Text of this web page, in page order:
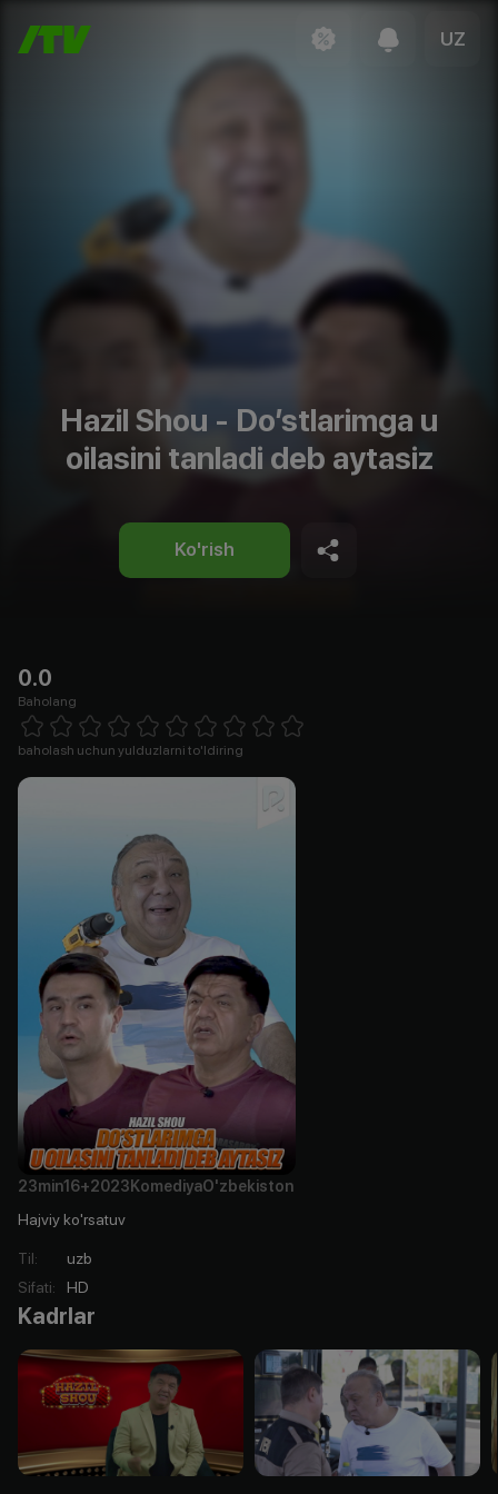
UZ
Hazil Shou - Do’stlarimga u
oilasini tanladi deb aytasiz
Ko'rish
0.0
Baholang
1 Star 2 Stars 3 Stars 4 Stars5 Stars 6 Stars7 Stars8 Stars
baholash uchun yulduzlarni to'ldiring
23min16+2023 KomediyaO'zbekiston
Hajviy ko'rsatuv
Til:
uzb
Sifati: HD
Kadrlar